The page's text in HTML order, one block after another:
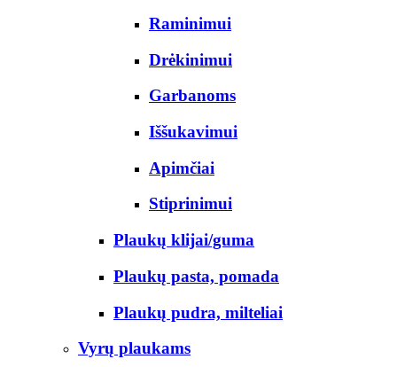
Raminimui
Drėkinimui
Garbanoms
Iššukavimui
Apimčiai
Stiprinimui
Plaukų klijai/guma
Plaukų pasta, pomada
Plaukų pudra, milteliai
Vyrų plaukams